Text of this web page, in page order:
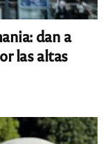
dan a
las altas